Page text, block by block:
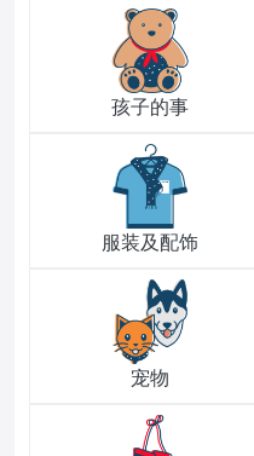
孩子的事
服装及配饰
宠物